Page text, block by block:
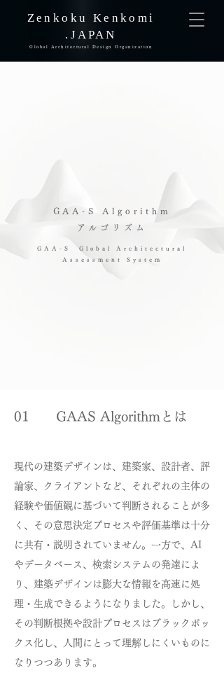
Global Architectural Design Organization
Zenkoku Kenkomi
.JAPAN
GAA-S Algorithm
アルゴリズム
GAA-S Global Architectural
Assessment System
01 GAAS Algorithmとは
現代の建築デザインは、建築家、設計者、評
論家、クライアントなど、それぞれの主体の
経験や価値観に基づいて判断されることが多
く、その意思決定プロセスや評価基準は十分
に共有・説明されていません。一方で、AI
やデータベース、検索システムの発達によ
り、建築デザインは膨大な情報を高速に処
理・生成できるようになりました。しかし、
その判断根拠や設計プロセスはブラックボッ
クス化し、人間にとって理解しにくいものに
なりつつあります。